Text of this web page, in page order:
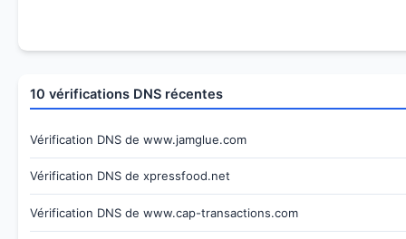
10 vérifications DNS récentes
Vérification DNS de www.jamglue.com
Vérification DNS de xpressfood.net
Vérification DNS de www.cap-transactions.com